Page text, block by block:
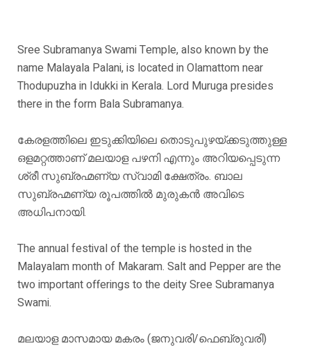
Sree Subramanya Swami Temple, also known by the
name Malayala Palani, is located in Olamattom near
Thodupuzha in Idukki in Kerala. Lord Muruga presides
there in the form Bala Subramanya.
കേരളത്തിലെ ഇടുക്കിയിലെ തൊടുപുഴയ്ക്കടുത്തുള്ള
ഒളമറ്റത്താണ് മലയാള പഴനി എന്നും അറിയപ്പെടുന്ന
ശ്രീ സുബ്രഹ്മണ്യ സ്വാമി ക്ഷേത്രം. ബാല
സുബ്രഹ്മണ്യ രൂപത്തിൽ മുരുകൻ അവിടെ
അധിപനായി.
The annual festival of the temple is hosted in the
Malayalam month of Makaram. Salt and Pepper are the
two important offerings to the deity Sree Subramanya
Swami.
മലയാള മാസമായ മകരം (ജനുവരി/ഫെബ്രുവരി)